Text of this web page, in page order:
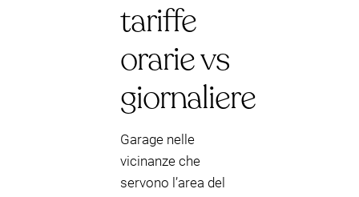
tariffe
orarie vs
giornaliere
Garage nelle
vicinanze che
servono l’area del